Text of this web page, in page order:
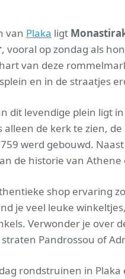
van Plaka ligt
, vooral op zondag als
van deze
en in de straatjes
dit levendige plein ligt
alleen de kerk te zien,
werd gebouwd.
de historie van
shop ervaring
je veel leuke
Verwonder je over
Pandrossou of
rondstruinen in